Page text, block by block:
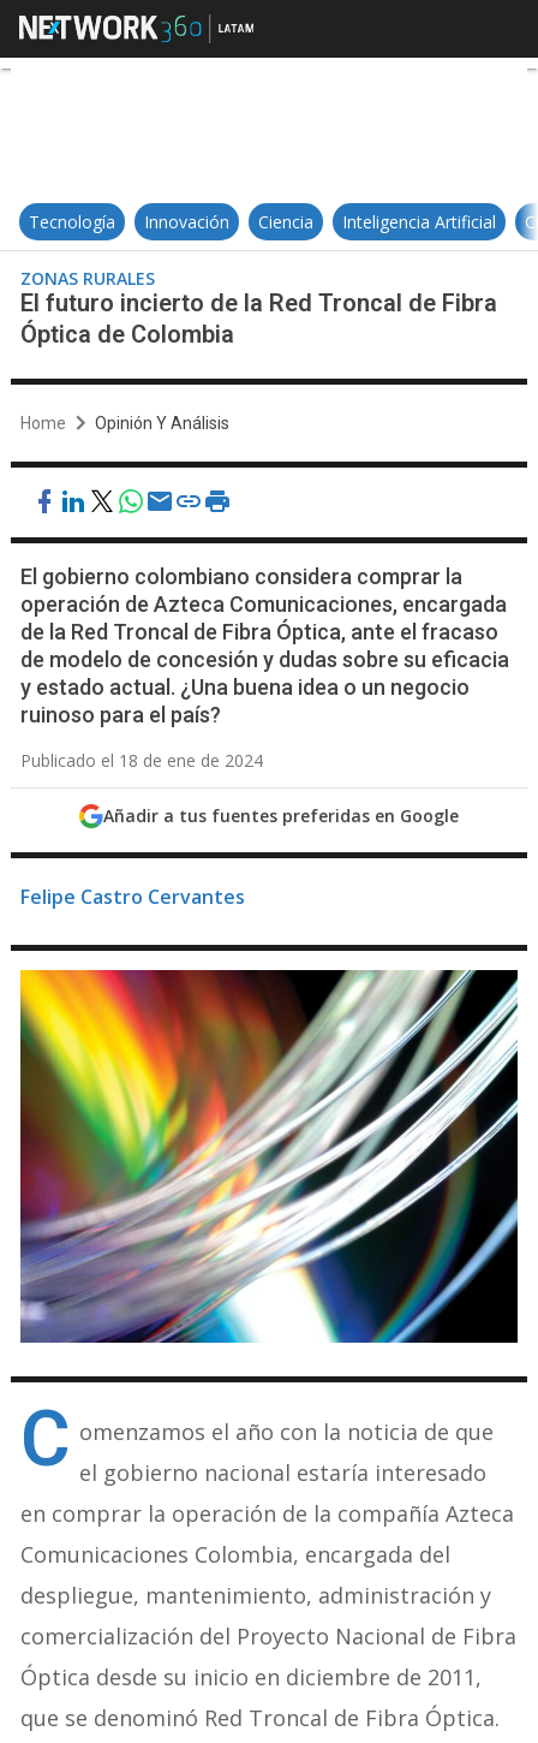
El futuro incierto de la Red
Tecnología Innovación Ciencia Inteligencia Artificial
ZONAS RURALES
El futuro incierto de la Red Troncal de Fibra
Óptica de Colombia
Home Opinión Y Análisis
El gobierno colombiano considera comprar la
operación de Azteca Comunicaciones, encargada
de la Red Troncal de Fibra Óptica, ante el fracaso
de modelo de concesión y dudas sobre su eficacia
y estado actual. ¿Una buena idea o un negocio
ruinoso para el país?
Publicado el 18 de ene de 2024
Añadir a tus fuentes preferidas en Google
Felipe Castro Cervantes
C omenzamos el año con la noticia de que
el gobierno nacional estaría interesado
en comprar la operación de la compañía Azteca
Comunicaciones Colombia, encargada del
despliegue, mantenimiento, administración y
comercialización del Proyecto Nacional de Fibra
Óptica desde su inicio en diciembre de 2011,
que se denominó Red Troncal de Fibra Óptica.